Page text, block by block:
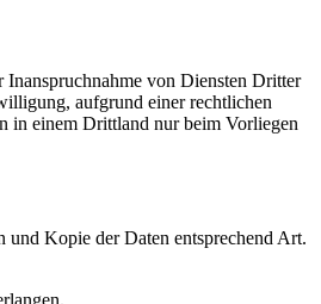
von Diensten Dritter
aufgrund einer rechtlichen
in einem Drittland nur beim Vorliegen
und Kopie der Daten entsprechend Art.